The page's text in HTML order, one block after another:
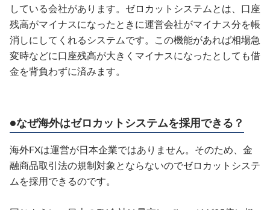
している会社があります。ゼロカットシステムとは、口座
残高がマイナスになったときに運営会社がマイナス分を帳
消しにしてくれるシステムです。この機能があれば相場急
変時などに口座残高が大きくマイナスになったとしても借
金を背負わずに済みます。
●なぜ海外はゼロカットシステムを採用できる？
海外FXは運営が日本企業ではありません。そのため、金
融商品取引法の規制対象とならないのでゼロカットシステ
ムを採用できるのです。